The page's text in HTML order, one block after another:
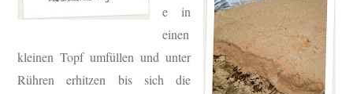
e in
einen
kleinen Topf umfüllen und unter
Rühren erhitzen bis sich die